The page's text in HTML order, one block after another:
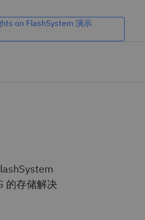
on FlashSystem 演示
的存储解决